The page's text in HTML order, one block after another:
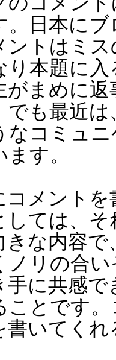
。日本に
ントはミ
り本題に
がまめに
でも最近
なコミュ
す。
メントを
しては、
きな内容
ノリの合
手に共感
ことです
書いてく